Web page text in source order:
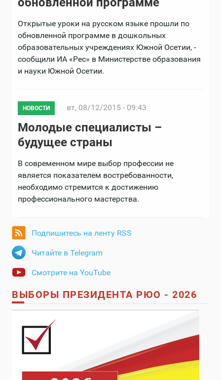
Открытые уроки на русском языке прошли по
обновленной программе в дошкольных
образовательных учреждениях Южной Осетии, -
сообщили ИА «Рес» в Министерстве образования
и науки Южной Осетии.
НОВОСТИ вт, 08/12/2015 - 09:43
Молодые специалисты –
будущее страны
В современном мире выбор профессии не
является показателем востребованности,
необходимо стремится к достижению
профессионального мастерства.
Подпишитесь на ленту RSS
Читайте в Telegram
Смотрите на YouTube
ВЫБОРЫ ПРЕЗИДЕНТА РЮО - 2026